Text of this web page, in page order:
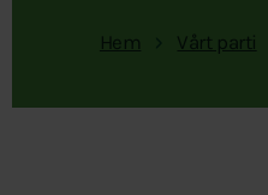
Hem Vårt parti